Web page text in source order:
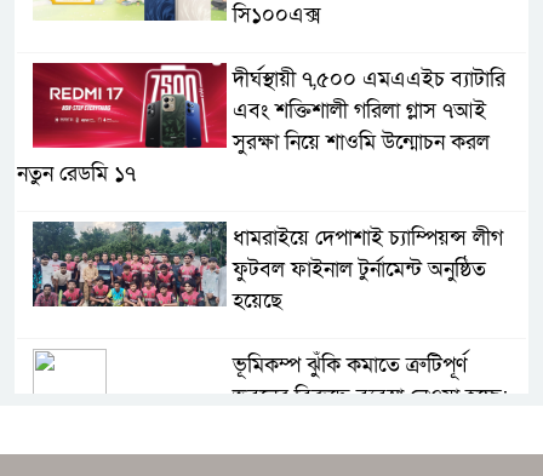
সি১০০এক্স
দীর্ঘস্থায়ী ৭,৫০০ এমএএইচ ব্যাটারি
এবং শক্তিশালী গরিলা গ্লাস ৭আই
সুরক্ষা নিয়ে শাওমি উন্মোচন করল
নতুন রেডমি ১৭
ধামরাইয়ে দেপাশাই চ্যাম্পিয়ন্স লীগ
ফুটবল ফাইনাল টুর্নামেন্ট অনুষ্ঠিত
হয়েছে
ভূমিকম্প ঝুঁকি কমাতে ত্রুটিপূর্ণ
ভবনের বিরুদ্ধে ব্যবস্থা নেওয়া হচ্ছে: